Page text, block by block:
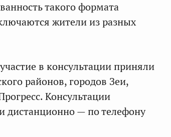
такого формата
жители из разных
в консультации приняли
районов, городов Зеи,
Консультации
дистанционно — по телефону